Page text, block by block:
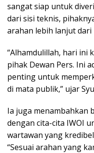
sangat siap untuk
dari sisi teknis,
arahan lebih lanjut dari
“Alhamdulillah, hari ini
pihak Dewan Pers. Ini
penting untuk
di mata publik,” ujar
Ia juga menambahkan
dengan cita-cita IWOI
wartawan yang
“Sesuai arahan yang